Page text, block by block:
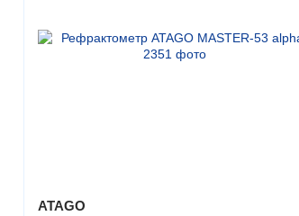
ATAGO